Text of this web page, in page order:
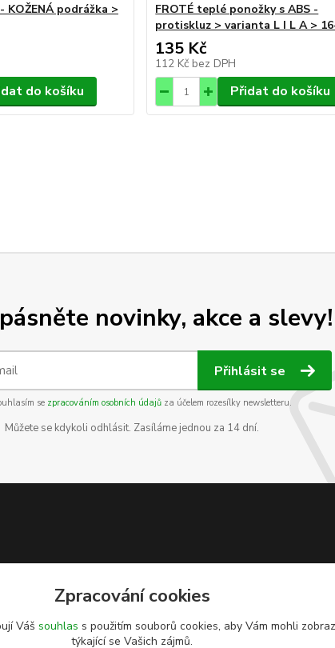
KOŽENÁ podrážka >
do košíku
FROTÉ teplé ponožky s ABS -
protiskluz > varianta L I L A >
135 Kč
112 Kč bez DPH
Přidat do košíku
novinky, akce a slevy!
Přihlásit se
se zpracováním osobních údajůza účelem rozesílky newsletteru.
Můžete se kdykoli odhlásit. Zasíláme jednou za 14 dní.
Zpracování cookies
Váš souhlas s použitím souborů cookies, aby Vám mohli
týkající se Vašich zájmů.